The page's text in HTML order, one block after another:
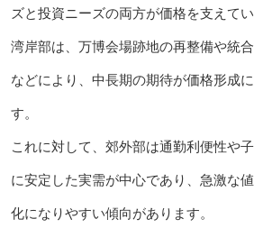
ズと投資ニーズの両方が価格を支えてい
湾岸部は、万博会場跡地の再整備や統
などにより、中長期の期待が価格形成
す。
これに対して、郊外部は通勤利便性や
に安定した実需が中心であり、急激な
化になりやすい傾向があります。